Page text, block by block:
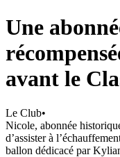
Une
avant le
Le Club•
Nicole, abonnée
d’assister à
ballon dédicacé par